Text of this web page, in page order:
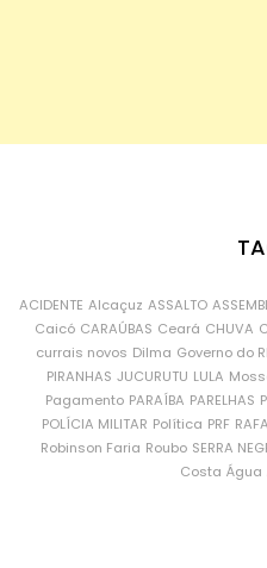
ACIDENTE Alcaçuz ASSALTO
Caicó CARAÚBAS Ceará CHUVA
currais novos Dilma Governo do
PIRANHAS JUCURUTU LULA
Pagamento PARAÍBA PARELHAS
POLÍCIA MILITAR Política PRF
Robinson Faria Roubo SERRA
Costa Água